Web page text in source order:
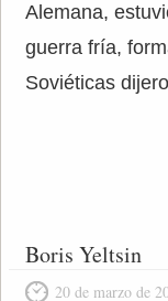
Alemana,
guerra fría,
Soviéticas
Boris Yeltsin
20 de marzo de